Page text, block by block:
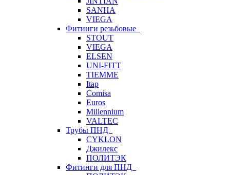
SANHA
VIEGA
Фитинги резьбовые
STOUT
VIEGA
ELSEN
UNI-FITT
TIEMME
Itap
Comisa
Euros
Millennium
VALTEC
Трубы ПНД
CYKLON
Джилекс
ПОЛИТЭК
Фитинги для ПНД